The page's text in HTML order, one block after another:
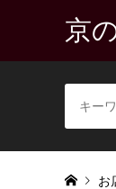
京
お